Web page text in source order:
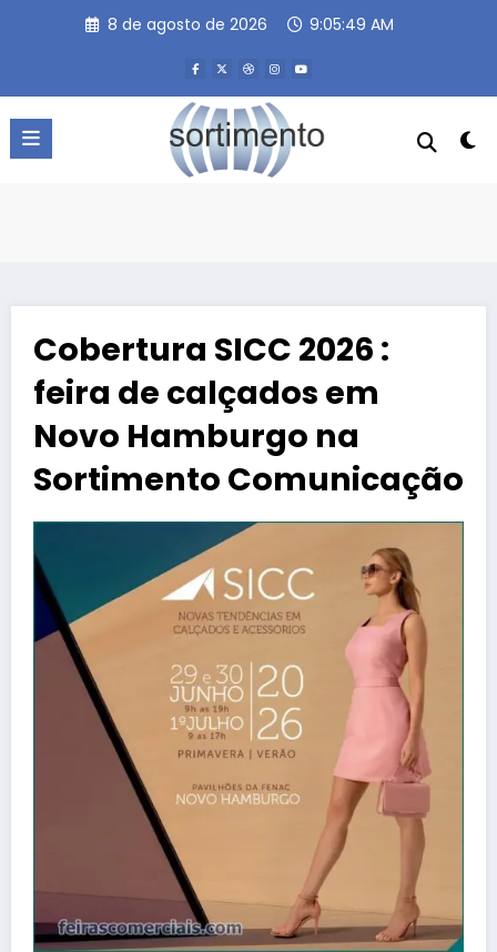
8 de agosto de 2026 9:05:50 AM
Cobertura SICC 2026 :
feira de calçados em
Novo Hamburgo na
Sortimento Comunicação